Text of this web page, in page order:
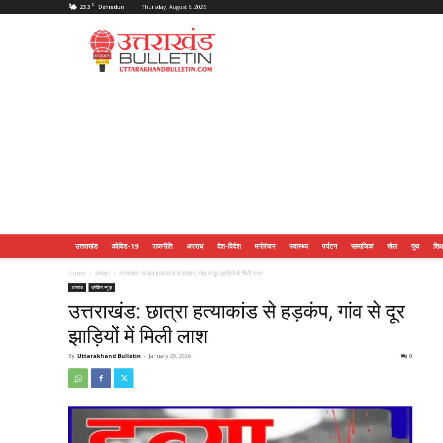
23.3 C Dehradun Thursday, August 6, 2026
Uttarakahnd
Bulletin
उत्तराखंड कोविड-19 राजनीति अपराध देश-विदेश मनोरंजन स्वास्थ्य पर्यटन सामाजिक खेल यूथ
Home अपराध उत्तराखंड: छात्रा हत्याकांड से हड़कंप, गांव से दूर झाड़ियों में मिली लाश
अपराध ब्रेकिंग न्यूज़
उत्तराखंड: छात्रा हत्याकांड से हड़कंप, गांव से दूर
झाड़ियों में मिली लाश
By Uttarakhand Bulletin - January 29, 2026 0